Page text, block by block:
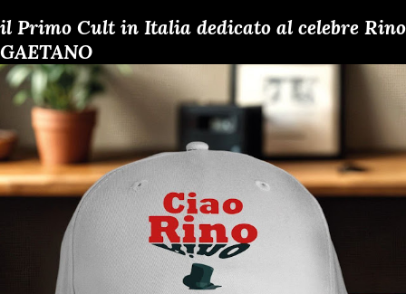
il Primo Cult in Italia dedicato al celebre Rino
GAETANO